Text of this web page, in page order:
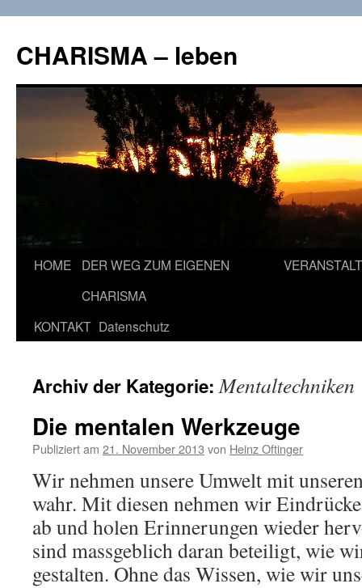
CHARISMA – leben
Zum
springen
HOME
DER WEG ZUM EIGENEN
CHARISMA
KONTAKT Datenschutz
Archiv der Kategorie:Mentaltechniken
Die mentalen Werkzeuge
Publiziert am 21. November 2013 von Heinz Oftinger
Wir nehmen unsere Umwelt mit
wahr. Mit diesen nehmen wir
ab und holen Erinnerungen wieder
sind massgeblich daran beteiligt, wie
gestalten. Ohne das Wissen, wie wir